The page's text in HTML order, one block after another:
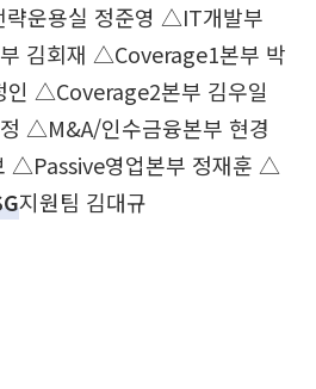
운용실 정준영 △IT개발부
김회재 △Coverage1본부 박
△Coverage2본부 김우일
△M&A/인수금융본부 현경
△Passive영업본부 정재훈 △
지원팀 김대규